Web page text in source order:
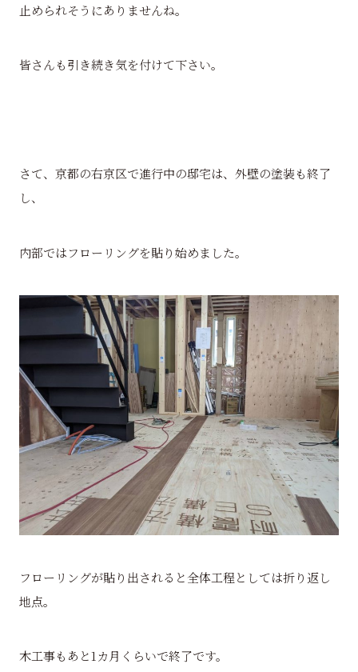
止められそうにありませんね。
皆さんも引き続き気を付けて下さい。
さて、京都の右京区で進行中の邸宅は、外壁の塗装も終了
し、
内部ではフローリングを貼り始めました。
フローリングが貼り出されると全体工程としては折り返し
地点。
木工事もあと1カ月くらいで終了です。